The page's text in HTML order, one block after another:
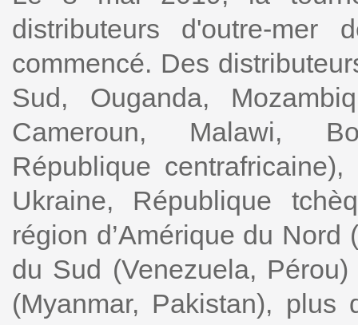
distributeurs d'outre-mer
commencé. Des
Sud, Ouganda,
Cameroun, Malawi,
République
Ukraine, République
région d’Amérique du Nord
du Sud (Venezuela,
(Myanmar, Pakistan), plus